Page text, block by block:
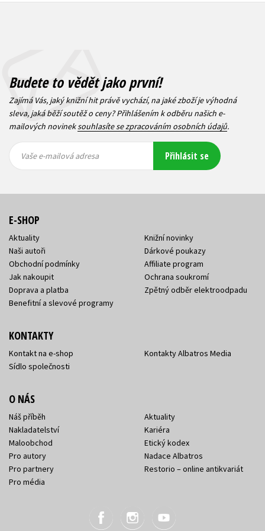
Budete to vědět jako první!
Zajímá Vás, jaký knižní hit právě vychází, na jaké zboží je výhodná
sleva, jaká běží soutěž o ceny? Přihlášením k odběru našich e-
mailových novineksouhlasíte se zpracováním osobních údajů.
mailová
mailová
Vaše e-mailová adresa Přihlásit se
E-SHOP
Aktuality
Naši autoři
Obchodní podmínky
Jak nakoupit
Doprava a platba
Benefitní a slevové programy
Knižní novinky
Dárkové poukazy
Affiliate program
Ochrana soukromí
Zpětný odběr elektroodpadu
KONTAKTY
Kontakt na e-shop
Sídlo společnosti
Kontakty Albatros Media
O NÁS
Náš příběh
Nakladatelství
Maloobchod
Pro autory
Pro partnery
Pro média
Aktuality
Kariéra
Etický kodex
Nadace Albatros
Restorio – online antikvariát